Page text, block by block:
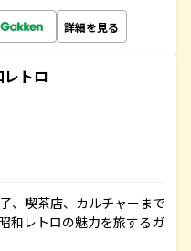
詳細を見る
トロ
、喫茶店、カルチャーまで
和レトロの魅力を旅するガ